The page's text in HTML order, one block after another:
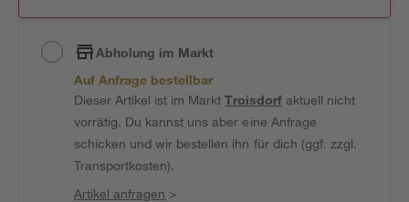
Abholung im Markt
Auf Anfrage bestellbar
Dieser Artikel ist im MarktTroisdorfaktuell nicht
vorrätig. Du kannst uns aber eine Anfrage
schicken und wir bestellen ihn für dich (ggf. zzgl.
Transportkosten).
Artikel anfragen >